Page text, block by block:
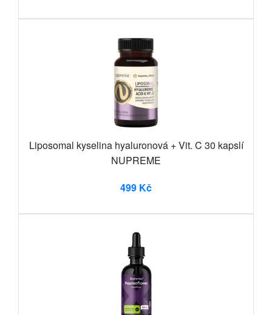
Liposomal kyselina hyaluronová + Vit. C 30 kapslí
NUPREME
499 Kč